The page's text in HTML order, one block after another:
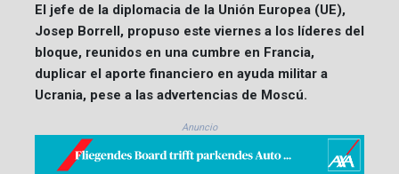
El jefe de la diplomacia de la Unión Europea (UE),
Josep Borrell, propuso este viernes a los líderes del
bloque, reunidos en una cumbre en Francia,
duplicar el aporte financiero en ayuda militar a
Ucrania, pese a las advertencias de Moscú.
Anuncio